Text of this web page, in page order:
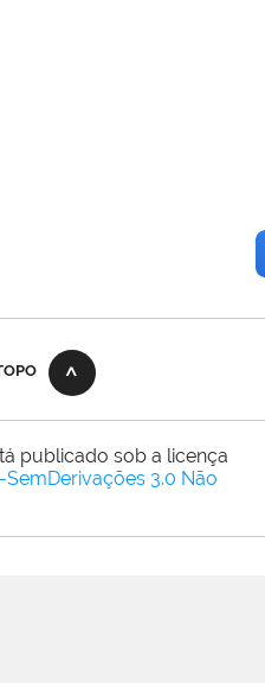
publicado sob a licença
3.0 Não